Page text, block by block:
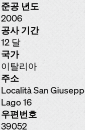
준공 년도
2006
공사 기간
12 달
국가
이탈리아
주소
Località San
Lago 16
우편번호
39052